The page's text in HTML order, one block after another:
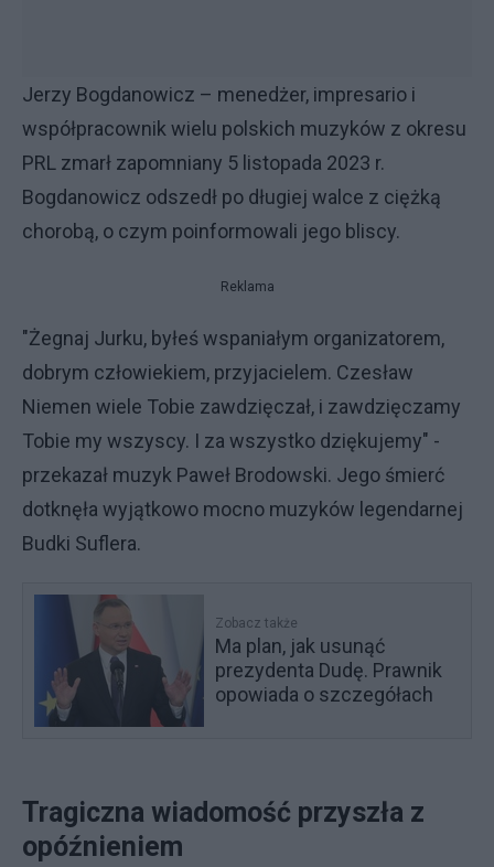
Jerzy Bogdanowicz – menedżer, impresario i
współpracownik wielu polskich muzyków z okresu
PRL zmarł zapomniany 5 listopada 2023 r.
Bogdanowicz odszedł po długiej walce z ciężką
chorobą, o czym poinformowali jego bliscy.
Reklama
"Żegnaj Jurku, byłeś wspaniałym organizatorem,
dobrym człowiekiem, przyjacielem. Czesław
Niemen wiele Tobie zawdzięczał, i zawdzięczamy
Tobie my wszyscy. I za wszystko dziękujemy" -
przekazał muzyk Paweł Brodowski. Jego śmierć
dotknęła wyjątkowo mocno muzyków legendarnej
Budki Suflera.
Zobacz także
Ma plan, jak usunąć
prezydenta Dudę. Prawnik
opowiada o szczegółach
Tragiczna wiadomość przyszła z
opóźnieniem